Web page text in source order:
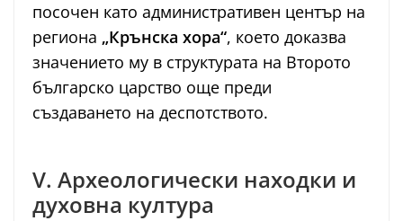
посочен като административен център на
региона „Крънска хора“, което доказва
значението му в структурата на Второто
българско царство още преди
създаването на деспотството.
V. Археологически находки и
духовна култура